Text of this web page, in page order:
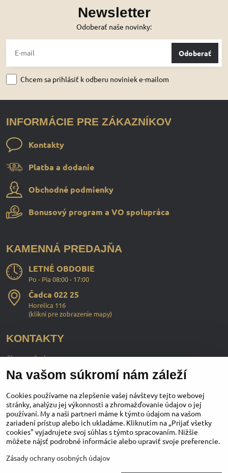
Newsletter
Odoberať naše novinky:
Odoberať
Chcem sa prihlásiť k odberu noviniek e-mailom
INFORMÁCIE PRE ZÁKAZNÍKOV
Kontakty
Platba a dodanie
Obchodné podmienky
Bonusový program a VO spolupráca
KAMENNÁ PREDAJŇA
LETNÉ OBDOBIE
Po - Pia 08:00 - 17:00
Čadca 022 25
Horelica 116
(klikni pre zobrazenie mapy)
KONTAKTY
ChopperStyle s.r.o.
Ing. Martin Murčo
+421 911 364 555
obchod​@chopperstyle​.sk
Instagram Facebook
Na vašom súkromí nám záleží
Cookies používame na zlepšenie vašej návštevy tejto webovej
stránky, analýzu jej výkonnosti a zhromažďovanie údajov o jej
používaní. My a naši partneri máme k týmto údajom na vašom
zariadení prístup alebo ich ukladáme. Kliknutím na „Prijať všetky
cookies" vyjadrujete svoj súhlas s týmto spracovaním. Nižšie
môžete nájsť podrobné informácie alebo upraviť svoje preferencie.
Zásady ochrany osobných údajov